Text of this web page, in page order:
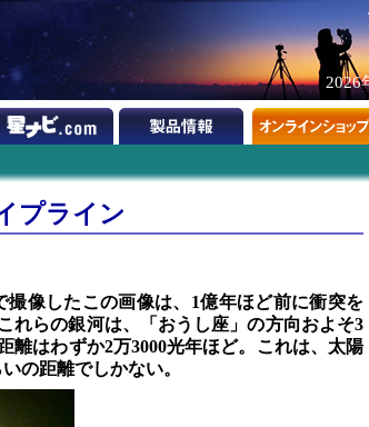
2026
プライン
像したこの画像は、1億年ほど前に衝突を
れらの銀河は、「おうし座」の方向およそ3
離はわずか2万3000光年ほど。これは、太陽
の距離でしかない。